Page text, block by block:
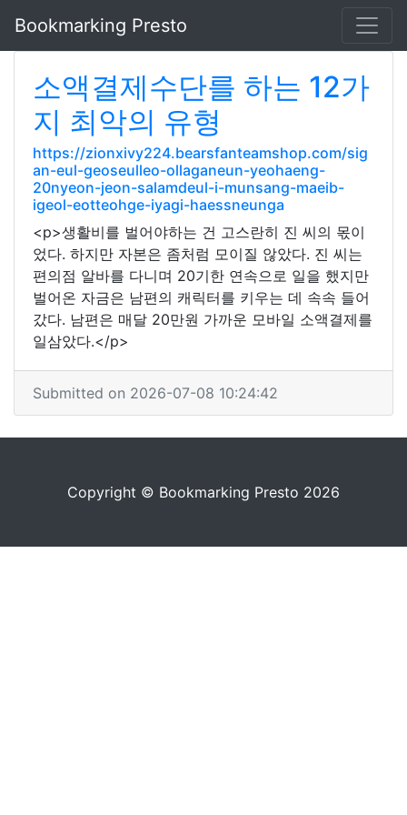
Bookmarking Presto
소액결제수단를 하는 12가
지 최악의 유형
https://zionxivy224.bearsfanteamshop.com/sig
an-eul-geoseulleo-ollaganeun-yeohaeng-
20nyeon-jeon-salamdeul-i-munsang-maeib-
igeol-eotteohge-iyagi-haessneunga
<p>생활비를 벌어야하는 건 고스란히 진 씨의 몫이
었다. 하지만 자본은 좀처럼 모이질 않았다. 진 씨는
편의점 알바를 다니며 20기한 연속으로 일을 했지만
벌어온 자금은 남편의 캐릭터를 키우는 데 속속 들어
갔다. 남편은 매달 20만원 가까운 모바일 소액결제를
일삼았다.</p>
Submitted on 2026-07-08 10:24:42
Copyright © Bookmarking Presto 2026